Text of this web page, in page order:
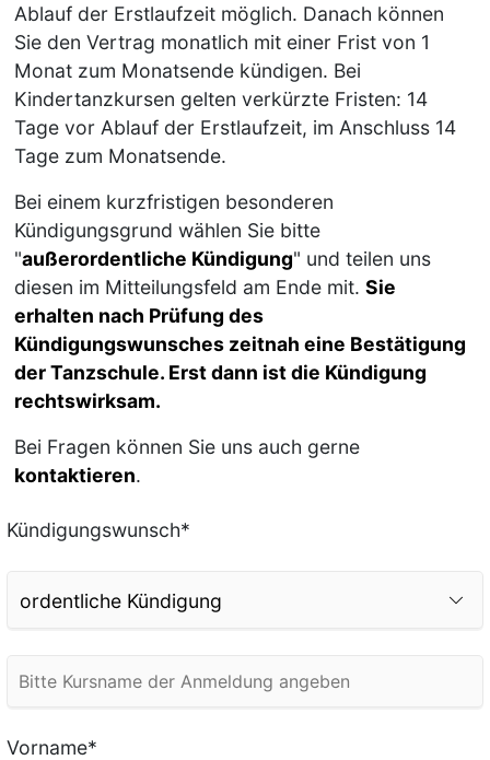
Ablauf der Erstlaufzeit möglich. Danach können
Sie den Vertrag monatlich mit einer Frist von 1
Monat zum Monatsende kündigen. Bei
Kindertanzkursen gelten verkürzte Fristen: 14
Tage vor Ablauf der Erstlaufzeit, im Anschluss 14
Tage zum Monatsende.
Bei einem kurzfristigen besonderen
Kündigungsgrund wählen Sie bitte
"außerordentliche Kündigung" und teilen uns
diesen im Mitteilungsfeld am Ende mit. Sie
erhalten nach Prüfung des
Kündigungswunsches zeitnah eine Bestätigung
der Tanzschule. Erst dann ist die Kündigung
rechtswirksam.
Bei Fragen können Sie uns auch gerne
kontaktieren.
Kündigungswunsch*
Vorname*